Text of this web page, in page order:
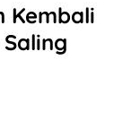
Kembali